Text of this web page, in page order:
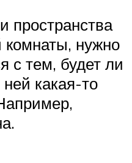
пространства
нужно
с тем, будет ли
какая-то